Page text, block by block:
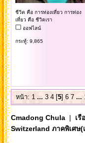
ชีวิต คือ การท่องเที่ยว การท่อง
เที่ยว คือ ชีวิตเรา
ออฟไลน์
กระทู้: 9,865
หน้า:1 ... 3 4[5] 6 7 ...
Cmadong Chula| เรื
Switzerland ภาคพิเศษ(